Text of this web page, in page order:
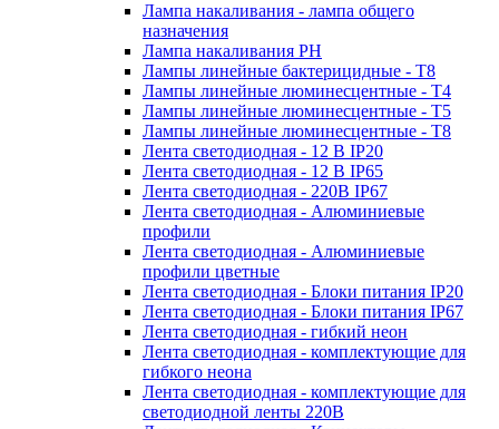
Лампа накаливания - лампа общего
назначения
Лампа накаливания РН
Лампы линейные бактерицидные - Т8
Лампы линейные люминесцентные - Т4
Лампы линейные люминесцентные - Т5
Лампы линейные люминесцентные - Т8
Лента светодиодная - 12 В IP20
Лента светодиодная - 12 В IP65
Лента светодиодная - 220В IP67
Лента светодиодная - Алюминиевые
профили
Лента светодиодная - Алюминиевые
профили цветные
Лента светодиодная - Блоки питания IP20
Лента светодиодная - Блоки питания IP67
Лента светодиодная - гибкий неон
Лента светодиодная - комплектующие для
гибкого неона
Лента светодиодная - комплектующие для
светодиодной ленты 220В